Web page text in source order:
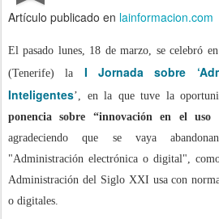
Artículo publicado en lainformacion.com
El pasado lunes, 18 de marzo, se celebró
(Tenerife) la I Jornada sobre
Inteligentes’, en la que tuve la
ponencia sobre “innovación en el uso
agradeciendo que se vaya
"Administración electrónica o digital",
Administración del Siglo XXI usa con
o digitales.